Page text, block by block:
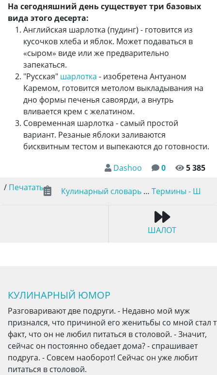
На сегодняшний день существует три базовых
вида этого десерта:
Английская шарлотка (пудинг) - готовится из
кусочков хлеба и яблок. Может подаваться в
«сыром» виде или же предварительно
запекаться.
"Русская" шарлотка - изобретена Антуаном
Каремом, готовится метолом выкладывания на
дно формы печенья савоярди, а внутрь
вливается крем с желатином.
Современная шарлотка - самый простой
вариант. Резаные яблоки заливаются
бисквитным тестом и выпекаются до готовности.
Dashoo
0
5 385
/ Печатать Кулинарный словарь … Термины - Ш
ШАЛОТ
КУЛИНАРНЫЙ ЮМОР
Разговаривают две подруги. - Недавно мой муж
признался, что причиной его женитьбы со мной стал
факт, что он не любил питаться в столовой. - Значит,
сейчас он постоянно обедает дома? - спрашивает
подруга. - Совсем наоборот! Сейчас он уже любит
питаться в столовой.